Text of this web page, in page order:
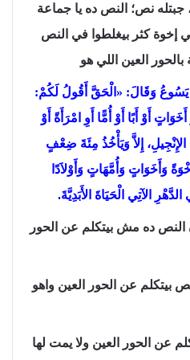
جبتله نص؛ النص ده يا جماعة
إخوة كثر بيغلطوا في النص
العين اللي هو
وَقَالَ: «الْحَقَّ أَقُولُ لَكُمْ:
أَوْ أَبًا أَوْ أُمًّا أَوِ امْرَأَةً أَوْ
الإِنْجِيلِ، إِلاَّ وَيَأْخُذُ مِئَةَ ضِعْفٍ
وَأَخَوَاتٍ وَأُمَّهَاتٍ وَأَوْلاَدًا
الآتِي الْحَيَاةَ الأَبَدِيَّةَ.
النص ده مش بيتكلم عن الحور
بيتكلم عن الحور العين واهو
عن الحور العين ولا يمت لها